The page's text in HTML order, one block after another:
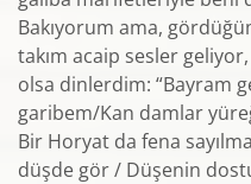
Bakıyorum ama,
takım acaip sesler
olsa dinlerdim: “Bayram
garibem/Kan damlar
Bir Horyat da fena
düşde gör / Düşenin